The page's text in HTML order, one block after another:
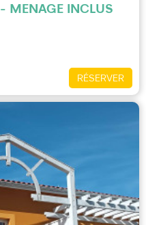
MENAGE INCLUS
RÉSERVER